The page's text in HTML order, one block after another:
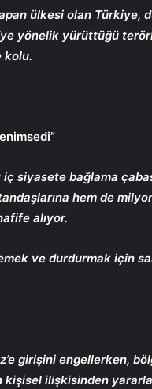
ülkesi olan Türkiye,
yönelik yürüttüğü
kolu.
siyasete bağlama
hem de
alıyor.
ve durdurmak için
girişini engellerken,
ilişkisinden